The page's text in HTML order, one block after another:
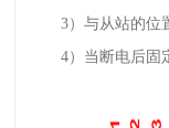
3）与从站的位
4）当断电后固